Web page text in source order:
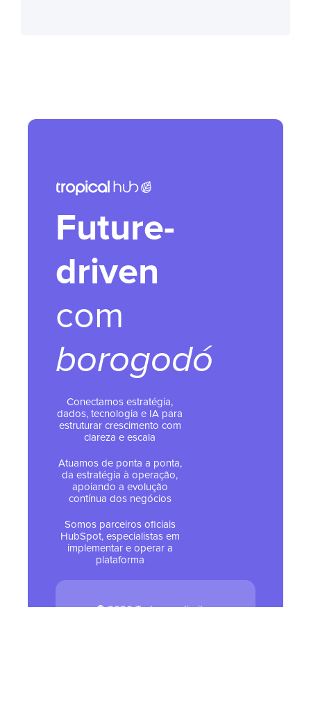
Future-
driven
com
borogodó
Conectamos estratégia,
dados, tecnologia e IA para
estruturar crescimento com
clareza e escala
Atuamos de ponta a ponta,
da estratégia à operação,
apoiando a evolução
contínua dos negócios
Somos parceiros oficiais
HubSpot, especialistas em
implementar e operar a
plataforma
© 2026 Todos os direitos